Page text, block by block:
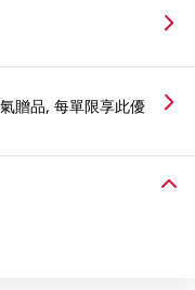
贈品, 每單限享此優